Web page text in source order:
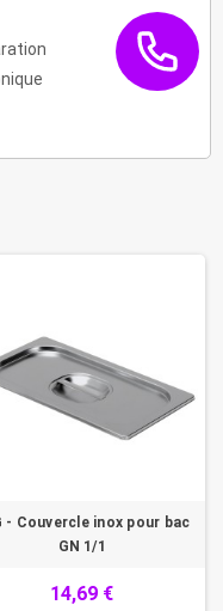
- Couvercle inox pour bac
GN 1/1
14,69 €